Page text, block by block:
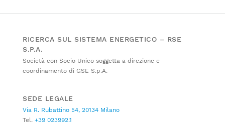
RICERCA SUL SISTEMA ENERGETICO – RSE
S.P.A.
Società con Socio Unico soggetta a direzione e
coordinamento di GSE S.p.A.
SEDE LEGALE
Via R. Rubattino 54, 20134 Milano
Tel. +39 023992.1